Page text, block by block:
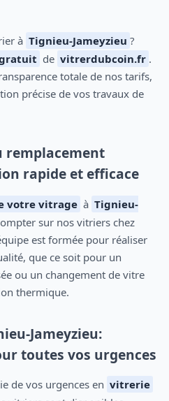
à Tignieu-Jameyzieu ?
de vitrerdubcoin.fr .
totale de nos tarifs,
précise de vos travaux de
remplacement
rapide et efficace
votre vitrage à Tignieu-
sur nos vitriers chez
est formée pour réaliser
que ce soit pour un
ou un changement de vitre
thermique.
Jameyzieu:
toutes vos urgences
de vos urgences en vitrerie